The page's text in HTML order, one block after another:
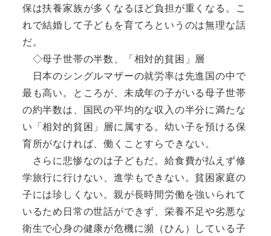
保は扶養家族が多くなるほど負担が重くなる。こ
れで結婚して子どもを育てろというのは無理な話
だ。
◇母子世帯の半数、「相対的貧困」層
日本のシングルマザーの就労率は先進国の中で
最も高い。ところが、未成年の子がいる母子世帯
の約半数は、国民の平均的な収入の半分に満たな
い「相対的貧困」層に属する。幼い子を預ける保
育所がなければ、働くことすらできない。
さらに悲惨なのは子どもだ。給食費が払えず修
学旅行に行けない、進学もできない。貧困家庭の
子には珍しくない。親が長時間労働を強いられて
いるため日常の世話ができず、栄養不足や劣悪な
衛生で心身の健康が危機に瀕（ひん）している子